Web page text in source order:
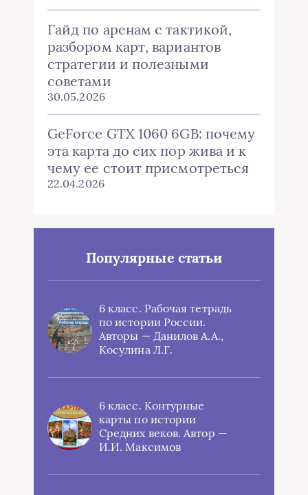
Гайд по аренам с тактикой,
разбором карт, вариантов
стратегии и полезными
советами
30.05.2026
GeForce GTX 1060 6GB: почему
эта карта до сих пор жива и к
чему ее стоит присмотреться
22.04.2026
Популярные статьи
6 класс. Рабочая тетрадь
по истории России.
Авторы — Данилов А.А.,
Косулина Л.Г.
6 класс. Контурные
карты по истории
Средних веков. Автор —
И.И. Максимов